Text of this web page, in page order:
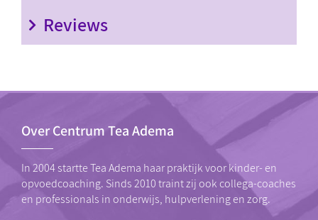
Reviews
Over Centrum Tea Adema
In 2004 startte Tea Adema haar praktijk voor kinder- en
opvoedcoaching. Sinds 2010 traint zij ook collega-coaches
en professionals in onderwijs, hulpverlening en zorg.